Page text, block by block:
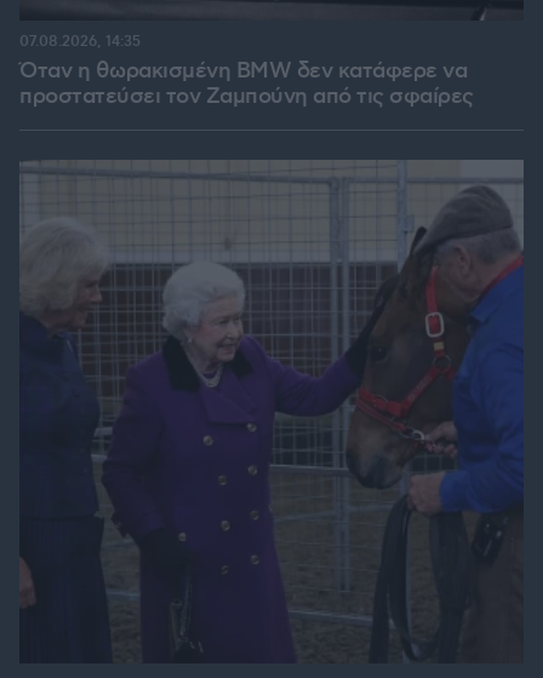
Όταν η θωρακισμένη BMW δεν κατάφερε να
προστατεύσει τον Ζαμπούνη από τις σφαίρες
07.08.2026, 14:35